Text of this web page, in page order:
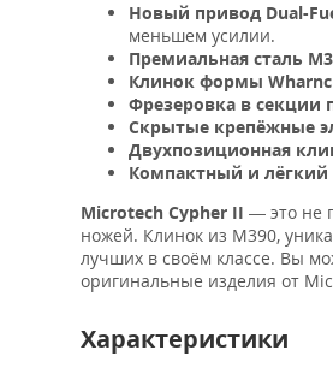
Новый привод Dual-
меньшем усилии.
Премиальная сталь
Клинок формы
Фрезеровка в секции
Скрытые крепёжные
Двухпозиционная
Компактный и лёгкий
Microtech Cypher II — это не
ножей. Клинок из M390,
лучших в своём классе. Вы
оригинальные изделия от
Характеристики